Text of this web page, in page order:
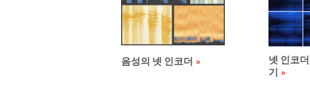
음성의 넷 인코더
넷 인코
기